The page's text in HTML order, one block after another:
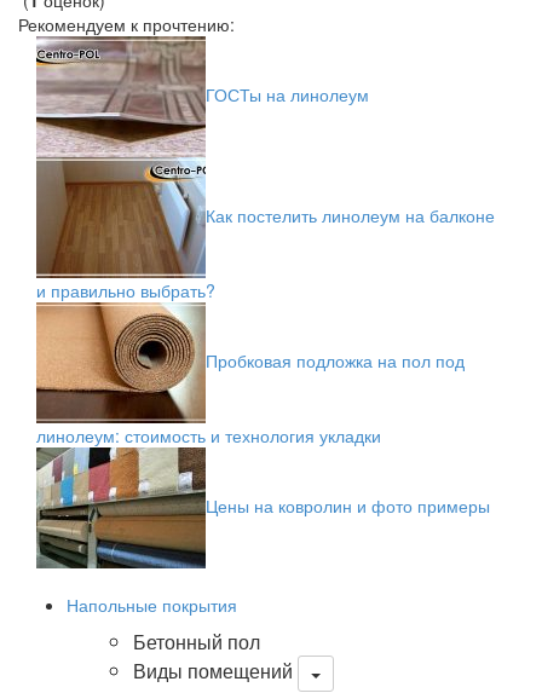
Рекомендуем к прочтению:
ГОСТы на линолеум
Как постелить линолеум на балконе
и правильно выбрать?
Пробковая подложка на пол под
линолеум: стоимость и технология укладки
Цены на ковролин и фото примеры
Напольные покрытия
Бетонный пол
Виды помещений